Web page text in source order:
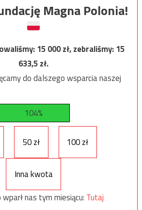
Magna Polonia!
15 000zł, zebraliśmy:15
633,5zł.
do dalszego wsparcia naszej
104%
50 zł 100 zł
Inna kwota
nas tym miesiącu: Tutaj